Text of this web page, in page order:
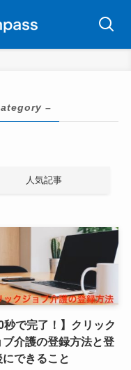
–
人気記事
秒で完了！】クリック
ブ介護の登録方法と登
にできること